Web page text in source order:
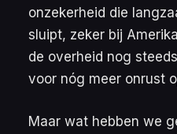
onzekerheid die
sluipt, zeker bij
de overheid nog
voor nóg meer onrust
Maar wat hebben we